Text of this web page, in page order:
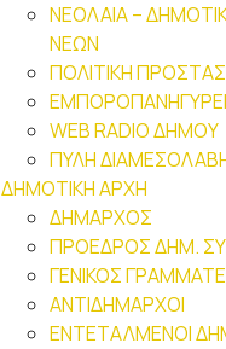
ΝΕΟΛΑΙA –
ΝΕΩΝ
ΠΟΛΙΤΙΚΗ
WEB RADIO ΔΗΜΟΥ
ΠΥΛΗ
ΔΗΜΟΤΙΚΗ ΑΡΧΗ
ΔΗΜΑΡΧΟΣ
ΠΡΟΕΔΡΟΣ ΔΗΜ.
ΓΕΝΙΚΟΣ
ΑΝΤΙΔΗΜΑΡΧΟΙ
ΕΝΤΕΤΑΛΜΕΝΟΙ